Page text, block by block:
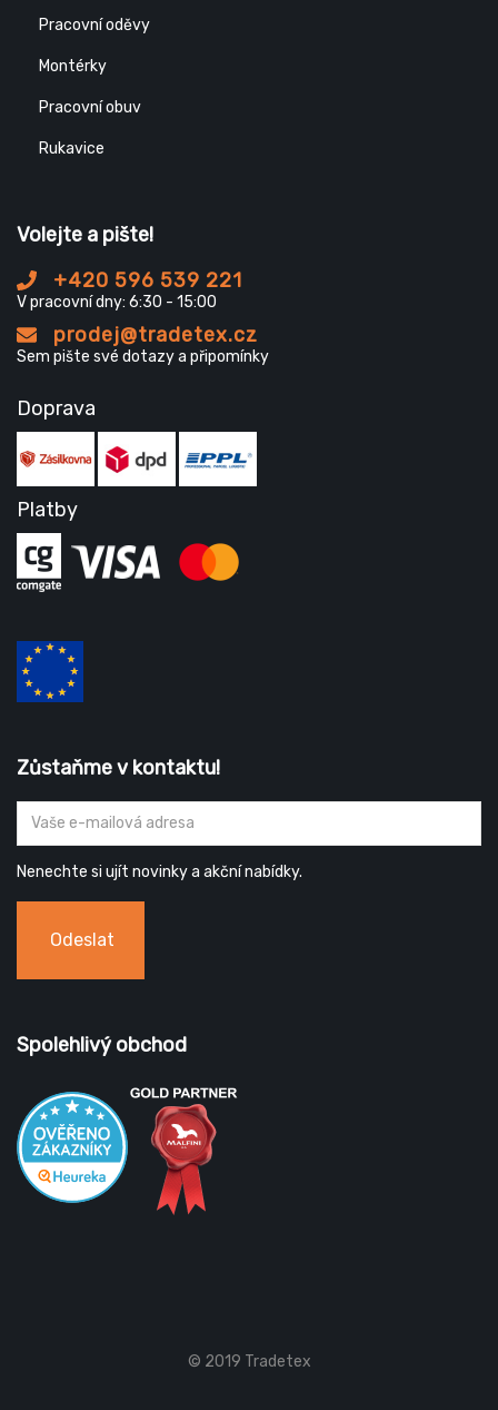
Pracovní oděvy
Montérky
Pracovní obuv
Rukavice
Volejte a pište!
+420 596 539 221
V pracovní dny: 6:30 - 15:00
prodej@tradetex.cz
Sem pište své dotazy a připomínky
Doprava
Platby
Zůstaňme v kontaktu!
Nenechte si ujít novinky a akční nabídky.
Odeslat
Spolehlivý obchod
© 2019 Tradetex